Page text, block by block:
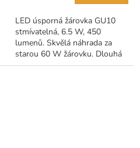
LED úsporná žárovka GU10
stmívatelná, 6.5 W, 450
lumenů. Skvělá náhrada za
starou 60 W žárovku. Dlouhá
životnost, nízká spotřeba a